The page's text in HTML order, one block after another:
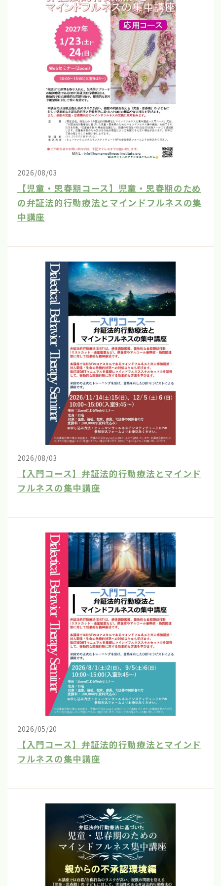
2026/08/03
【児童・思春期コース】児童・思春期のため
の弁証法的行動療法とマインドフルネスの集
中講座
2026/08/03
【入門コース】弁証法的行動療法とマインド
フルネスの集中講座
2026/05/20
【入門コース】弁証法的行動療法とマインド
フルネスの集中講座